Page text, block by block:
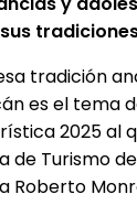
tradición
es el tema
2025 al
de Turismo
Roberto